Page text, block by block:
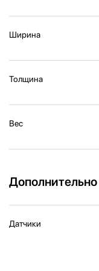
Ширина
Толщина
Вес
Дополнительно
Датчики